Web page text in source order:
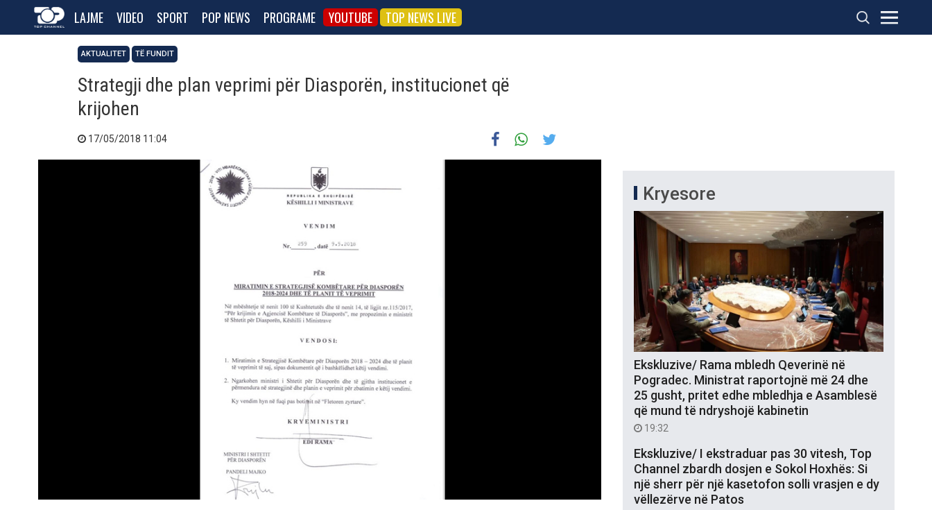
LAJME VIDEO SPORT POP NEWS PROGRAME YOUTUBE TOP NEWS LIVE
AKTUALITET TË FUNDIT
Strategji dhe plan veprimi për Diasporën, institucionet që
krijohen
17/05/2018 11:04
Kryesore
Ekskluzive/ Rama mbledh Qeverinë në
Pogradec. Ministrat raportojnë më 24 dhe
25 gusht, pritet edhe mbledhja e Asamblesë
që mund të ndryshojë kabinetin
19:32
Ekskluzive/ I ekstraduar pas 30 vitesh, Top
Channel zbardh dosjen e Sokol Hoxhës: Si
një sherr për një kasetofon solli vrasjen e dy
vëllezërve në Patos